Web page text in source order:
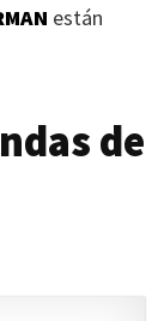
están
de